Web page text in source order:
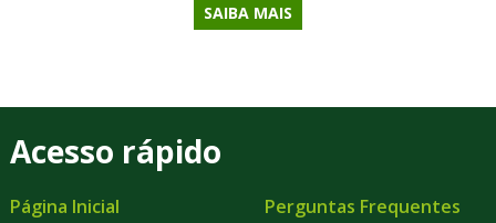
SAIBA MAIS
Acesso rápido
Página Inicial
Perguntas Frequentes